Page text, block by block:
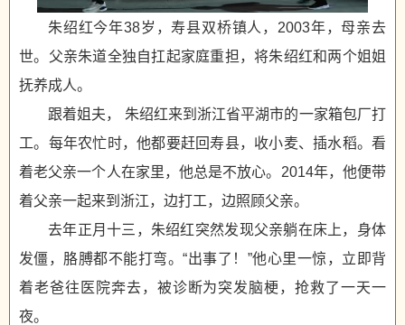
朱绍红今年38岁，寿县双桥镇人，2003年，母亲去
世。父亲朱道全独自扛起家庭重担，将朱绍红和两个姐姐
抚养成人。
跟着姐夫， 朱绍红来到浙江省平湖市的一家箱包厂打
工。每年农忙时，他都要赶回寿县，收小麦、插水稻。看
着老父亲一个人在家里，他总是不放心。2014年，他便带
着父亲一起来到浙江，边打工，边照顾父亲。
去年正月十三，朱绍红突然发现父亲躺在床上，身体
发僵，胳膊都不能打弯。“出事了！”他心里一惊，立即背
着老爸往医院奔去，被诊断为突发脑梗，抢救了一天一
夜。